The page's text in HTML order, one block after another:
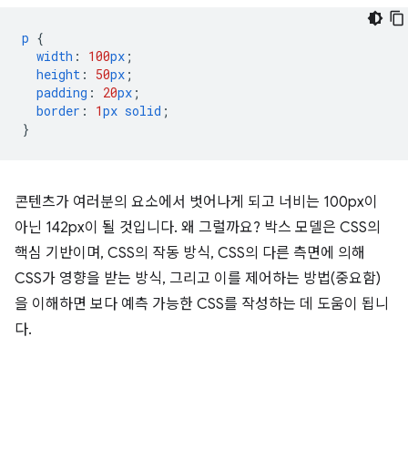
p {
width : 100px ;
height : 50px ;
padding : 20px ;
border : 1px solid ;
}
콘텐츠가 여러분의 요소에서 벗어나게 되고 너비는 100px이
아닌 142px이 될 것입니다. 왜 그럴까요? 박스 모델은 CSS의
핵심 기반이며, CSS의 작동 방식, CSS의 다른 측면에 의해
CSS가 영향을 받는 방식, 그리고 이를 제어하는 방법(중요함)
을 이해하면 보다 예측 가능한 CSS를 작성하는 데 도움이 됩니
다.